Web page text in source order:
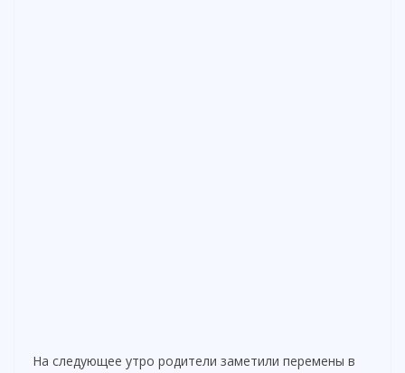
На следующее утро родители заметили перемены в